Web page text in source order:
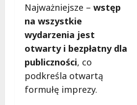
Najważniejsze – wstęp
na wszystkie
wydarzenia jest
otwarty i bezpłatny dla
publiczności, co
podkreśla otwartą
formułę imprezy.